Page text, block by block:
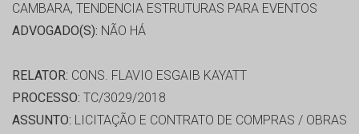
CAMBARA, TENDENCIA ESTRUTURAS PARA EVENTOS
ADVOGADO(S): NÃO HÁ
RELATOR: CONS. FLAVIO ESGAIB KAYATT
PROCESSO: TC/3029/2018
ASSUNTO: LICITAÇÃO E CONTRATO DE COMPRAS / OBRAS